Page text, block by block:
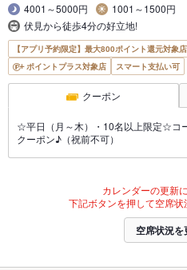
4001～5000円
1001～1500円
伏見から徒歩4分の好立地!
【アプリ予約限定】最大800ポイント還元対象店
ポイントプラス対象店
スマート支払い可
クーポン
☆平日（月～木）・10名以上限定☆コ
クーポン♪（祝前不可）
カレンダーの更新
下記ボタンを押して空席状
空席状況を